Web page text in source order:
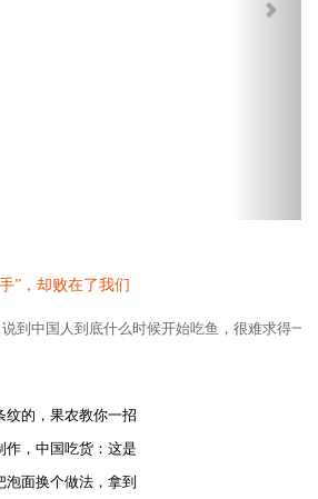
”，却败在了我们
说到中国人到底什么时候开始吃鱼，很难求得一
纹的，果农教你一招
作，中国吃货：这是
面换个做法，拿到